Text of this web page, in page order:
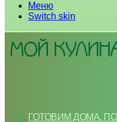
Меню
Switch skin
ГОТОВИМ ДОМА.